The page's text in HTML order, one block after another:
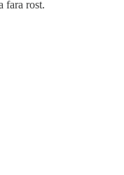
fara rost.